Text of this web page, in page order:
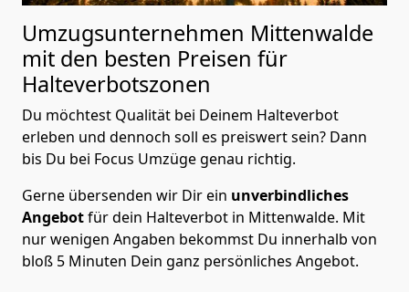
Umzugsunternehmen Mittenwalde
mit den besten Preisen für
Halteverbotszonen
Du möchtest Qualität bei Deinem Halteverbot
erleben und dennoch soll es preiswert sein? Dann
bis Du bei Focus Umzüge genau richtig.
Gerne übersenden wir Dir ein unverbindliches
Angebotfür dein Halteverbot in Mittenwalde. Mit
nur wenigen Angaben bekommst Du innerhalb von
bloß 5 Minuten Dein ganz persönliches Angebot.